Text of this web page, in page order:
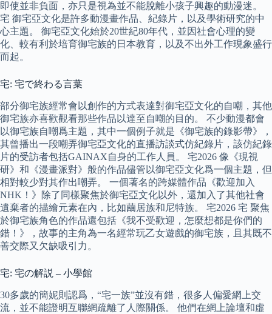
即使並非負面，亦只是視為並不能脫離小孩子興趣的動漫迷。
宅 御宅亞文化是許多動漫畫作品、紀錄片，以及學術研究的中
心主題。 御宅亞文化始於20世紀80年代，並因社會心理的變
化、較有利於培育御宅族的日本教育，以及不出外工作現象盛行
而起。
宅: 宅で終わる言葉
部分御宅族經常會以創作的方式表達對御宅亞文化的自嘲，其他
御宅族亦喜歡觀看那些作品以達至自嘲的目的。 不少動漫都會
以御宅族自嘲爲主題，其中一個例子就是《御宅族的錄影帶》，
其曾播出一段嘲弄御宅亞文化的直播訪談式仿紀錄片，該仿紀錄
片的受訪者包括GAINAX自身的工作人員。 宅2026 像《現視
研》和《漫畫派對》般的作品儘管以御宅亞文化爲一個主題，但
相對較少對其作出嘲弄。 一個著名的跨媒體作品《歡迎加入
NHK！》除了同樣聚焦於御宅亞文化以外，還加入了其他社會
遺棄者的描繪元素在內，比如繭居族和尼特族。 宅2026 宅 聚焦
於御宅族角色的作品還包括《我不受歡迎，怎麼想都是你們的
錯！》，故事的主角為一名經常玩乙女遊戲的御宅族，且其既不
善交際又欠缺吸引力。
宅: 宅の解説 – 小學館
30多歲的簡妮則認爲，“宅一族”並沒有錯，很多人偏愛網上交
流，並不能證明互聯網疏離了人際關係。 他們在網上論壇和虛